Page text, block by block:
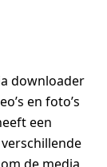
downloader
en foto’s
een